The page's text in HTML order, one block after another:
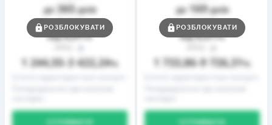
до 365днів
Ставка
від0,01%
1 244,55– 3 422,24%
ОТРИМАТИ
РОЗБЛОКУВАТИ
до 169днів
Ставка
від0,01%
1 733,86– 9 726,31%
ОТРИМАТИ
РОЗБЛОКУВАТИ